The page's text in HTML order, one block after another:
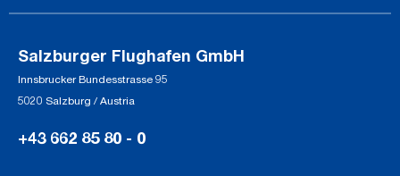
Salzburger Flughafen GmbH
Innsbrucker Bundesstrasse 95
5020 Salzburg / Austria
+43 662 85 80 - 0